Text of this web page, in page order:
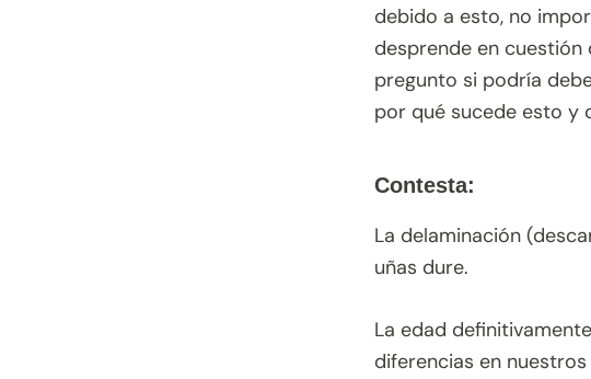
debido a esto, no
desprende en
pregunto si podría
por qué sucede esto y
Contesta:
La delaminación
uñas dure.
La edad
diferencias en